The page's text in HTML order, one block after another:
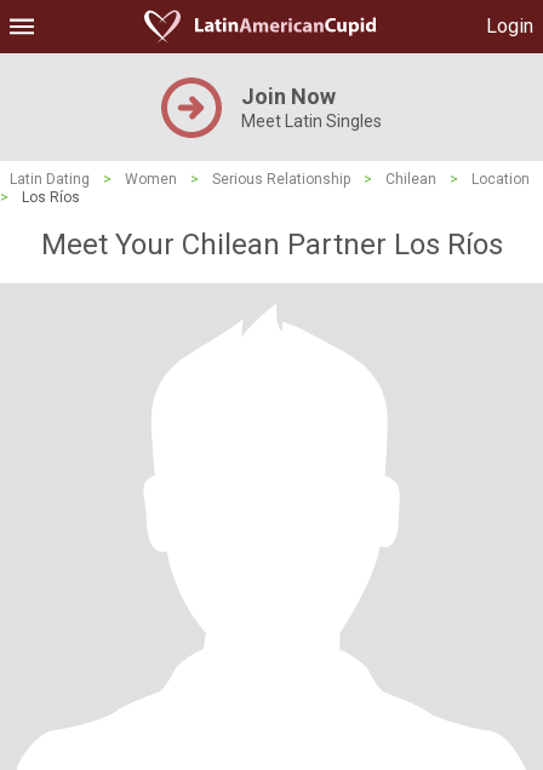
Login
Join Now
Meet Latin Singles
Latin Dating > Women > Serious Relationship > Chilean >
Location
>
Los Ríos
Meet Your Chilean Partner Los Ríos